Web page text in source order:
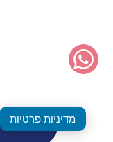
מדיניות פרטיות